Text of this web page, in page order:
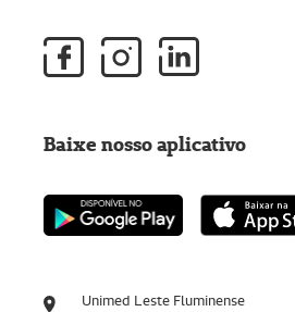
Unimed Leste Fluminense
Baixe nosso aplicativo